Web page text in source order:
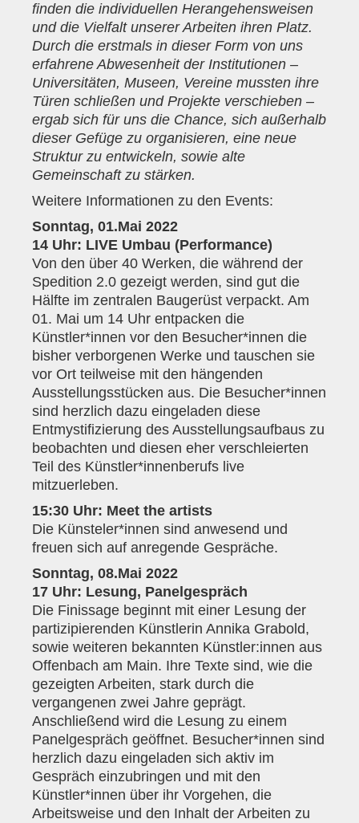
finden die individuellen Herangehensweisen
und die Vielfalt unserer Arbeiten ihren Platz.
Durch die erstmals in dieser Form von uns
erfahrene Abwesenheit der Institutionen –
Universitäten, Museen, Vereine mussten ihre
Türen schließen und Projekte verschieben –
ergab sich für uns die Chance, sich außerhalb
dieser Gefüge zu organisieren, eine neue
Struktur zu entwickeln, sowie alte
Gemeinschaft zu stärken.
Weitere Informationen zu den Events:
Sonntag, 01.Mai 2022
14 Uhr: LIVE Umbau (Performance)
Von den über 40 Werken, die während der
Spedition 2.0 gezeigt werden, sind gut die
Hälfte im zentralen Baugerüst verpackt. Am
01. Mai um 14 Uhr entpacken die
Künstler*innen vor den Besucher*innen die
bisher verborgenen Werke und tauschen sie
vor Ort teilweise mit den hängenden
Ausstellungsstücken aus. Die Besucher*innen
sind herzlich dazu eingeladen diese
Entmystifizierung des Ausstellungsaufbaus zu
beobachten und diesen eher verschleierten
Teil des Künstler*innenberufs live
mitzuerleben.
15:30 Uhr: Meet the artists
Die Künsteler*innen sind anwesend und
freuen sich auf anregende Gespräche.
Sonntag, 08.Mai 2022
17 Uhr: Lesung, Panelgespräch
Die Finissage beginnt mit einer Lesung der
partizipierenden Künstlerin Annika Grabold,
sowie weiteren bekannten Künstler:innen aus
Offenbach am Main. Ihre Texte sind, wie die
gezeigten Arbeiten, stark durch die
vergangenen zwei Jahre geprägt.
Anschließend wird die Lesung zu einem
Panelgespräch geöffnet. Besucher*innen sind
herzlich dazu eingeladen sich aktiv im
Gespräch einzubringen und mit den
Künstler*innen über ihr Vorgehen, die
Arbeitsweise und den Inhalt der Arbeiten zu